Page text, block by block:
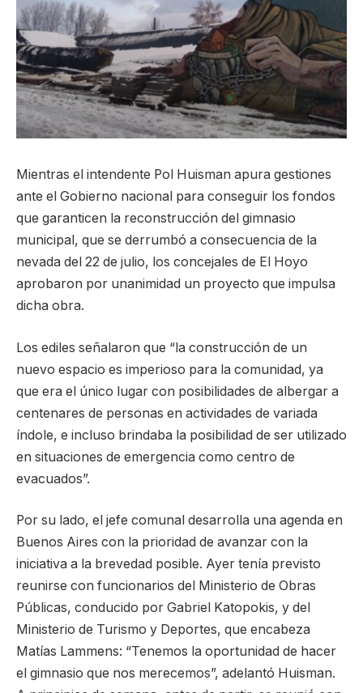
Mientras el intendente Pol Huisman apura gestiones
ante el Gobierno nacional para conseguir los fondos
que garanticen la reconstrucción del gimnasio
municipal, que se derrumbó a consecuencia de la
nevada del 22 de julio, los concejales de El Hoyo
aprobaron por unanimidad un proyecto que impulsa
dicha obra.
Los ediles señalaron que “la construcción de un
nuevo espacio es imperioso para la comunidad, ya
que era el único lugar con posibilidades de albergar a
centenares de personas en actividades de variada
índole, e incluso brindaba la posibilidad de ser utilizado
en situaciones de emergencia como centro de
evacuados”.
Por su lado, el jefe comunal desarrolla una agenda en
Buenos Aires con la prioridad de avanzar con la
iniciativa a la brevedad posible. Ayer tenía previsto
reunirse con funcionarios del Ministerio de Obras
Públicas, conducido por Gabriel Katopokis, y del
Ministerio de Turismo y Deportes, que encabeza
Matías Lammens: “Tenemos la oportunidad de hacer
el gimnasio que nos merecemos”, adelantó Huisman.